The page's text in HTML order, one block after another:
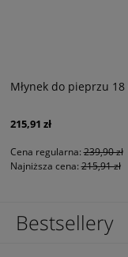
Młynek do pieprzu 18
215,91 zł
Cena regularna:239,90 zł
Najniższa cena:215,91 zł
Bestsellery